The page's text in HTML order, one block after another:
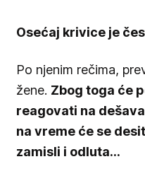
Osećaj krivice je
Po njenim rečima,
žene. Zbog toga će
reagovati na
na vreme će se
zamisli i odluta...